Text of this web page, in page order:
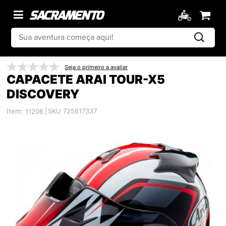
Seja o primeiro a avaliar
CAPACETE ARAI TOUR-X5
DISCOVERY
Item: 11206 SKU 725617337